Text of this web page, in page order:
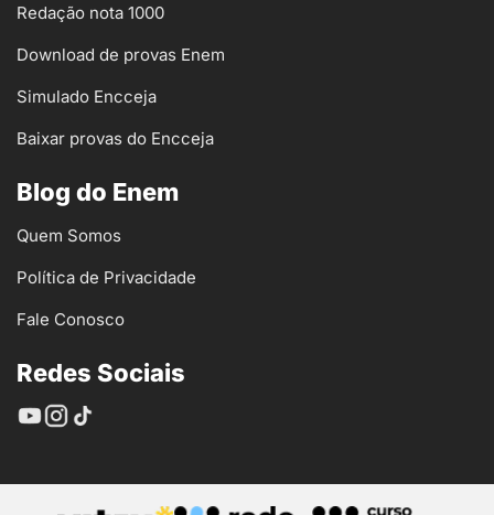
Redação nota 1000
Download de provas Enem
Simulado Encceja
Baixar provas do Encceja
Blog do Enem
Quem Somos
Política de Privacidade
Fale Conosco
Redes Sociais